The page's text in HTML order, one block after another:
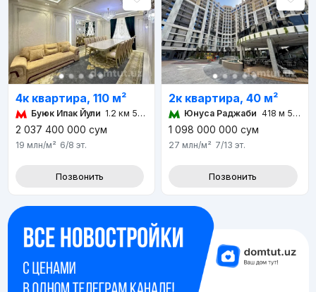
4к квартира, 110 м²
Буюк Ипак Йули 1.2 км 5 мин
2 037 400 000 сум
19 млн/м² 6/8 эт.
Позвонить
2к квартира, 40 м²
Юнуса Раджаби 418 м 5 мин
1 098 000 000 сум
27 млн/м² 7/13 эт.
Позвонить